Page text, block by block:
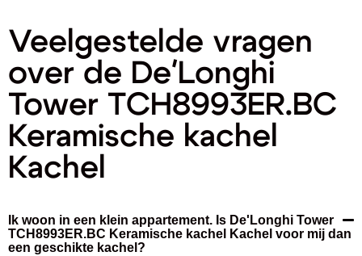
Veelgestelde vragen
over de De'Longhi
Tower TCH8993ER.BC
Keramische kachel
Kachel
Ik woon in een klein appartement. Is De'Longhi Tower
TCH8993ER.BC Keramische kachel Kachel voor mij dan
een geschikte kachel?